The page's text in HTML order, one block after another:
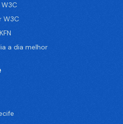
W3C
a dia melhor